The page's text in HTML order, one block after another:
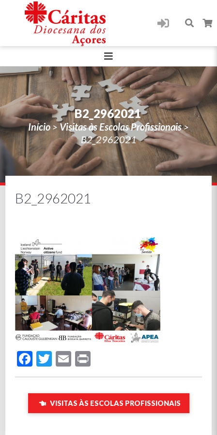
B2_2962021
Início > Visitas às Escolas Profissionais>
B2_2962021
B2_2962021
Facebook
Twitter
Email
VISITAS ÀS ESCOLAS PROFISSIONAIS